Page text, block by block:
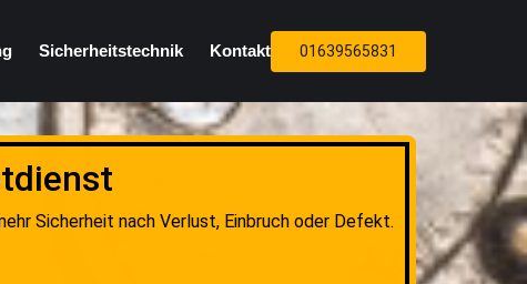
Sicherheitstechnik Kontakt 01639565831
Sicherheit nach Verlust, Einbruch oder Defekt.